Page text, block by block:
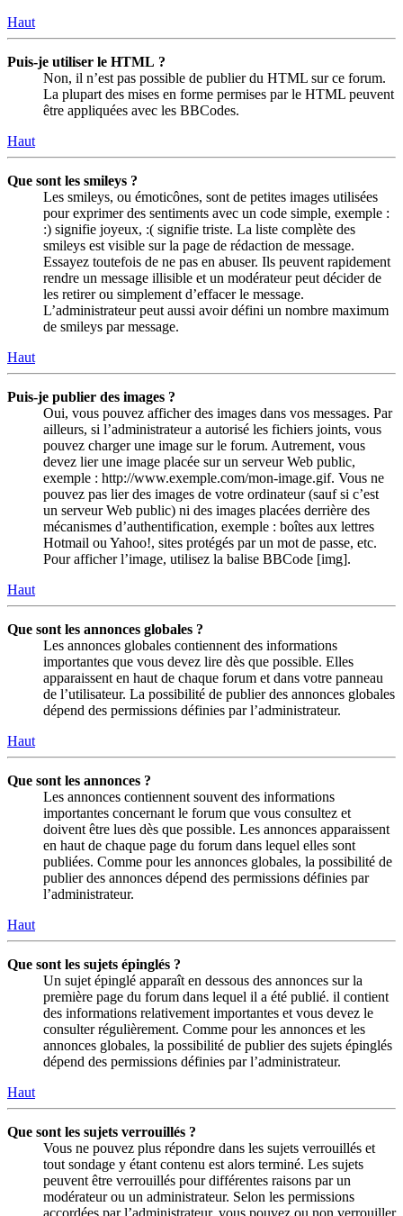
Haut
Puis-je utiliser le HTML ?
Non, il n’est pas possible de publier du HTML sur ce forum.
La plupart des mises en forme permises par le HTML peuvent
être appliquées avec les BBCodes.
Haut
Que sont les smileys ?
Les smileys, ou émoticônes, sont de petites images utilisées
pour exprimer des sentiments avec un code simple, exemple :
:) signifie joyeux, :( signifie triste. La liste complète des
smileys est visible sur la page de rédaction de message.
Essayez toutefois de ne pas en abuser. Ils peuvent rapidement
rendre un message illisible et un modérateur peut décider de
les retirer ou simplement d’effacer le message.
L’administrateur peut aussi avoir défini un nombre maximum
de smileys par message.
Haut
Puis-je publier des images ?
Oui, vous pouvez afficher des images dans vos messages. Par
ailleurs, si l’administrateur a autorisé les fichiers joints, vous
pouvez charger une image sur le forum. Autrement, vous
devez lier une image placée sur un serveur Web public,
exemple : http://www.exemple.com/mon-image.gif. Vous ne
pouvez pas lier des images de votre ordinateur (sauf si c’est
un serveur Web public) ni des images placées derrière des
mécanismes d’authentification, exemple : boîtes aux lettres
Hotmail ou Yahoo!, sites protégés par un mot de passe, etc.
Pour afficher l’image, utilisez la balise BBCode [img].
Haut
Que sont les annonces globales ?
Les annonces globales contiennent des informations
importantes que vous devez lire dès que possible. Elles
apparaissent en haut de chaque forum et dans votre panneau
de l’utilisateur. La possibilité de publier des annonces globales
dépend des permissions définies par l’administrateur.
Haut
Que sont les annonces ?
Les annonces contiennent souvent des informations
importantes concernant le forum que vous consultez et
doivent être lues dès que possible. Les annonces apparaissent
en haut de chaque page du forum dans lequel elles sont
publiées. Comme pour les annonces globales, la possibilité de
publier des annonces dépend des permissions définies par
l’administrateur.
Haut
Que sont les sujets épinglés ?
Un sujet épinglé apparaît en dessous des annonces sur la
première page du forum dans lequel il a été publié. il contient
des informations relativement importantes et vous devez le
consulter régulièrement. Comme pour les annonces et les
annonces globales, la possibilité de publier des sujets épinglés
dépend des permissions définies par l’administrateur.
Haut
Que sont les sujets verrouillés ?
Vous ne pouvez plus répondre dans les sujets verrouillés et
tout sondage y étant contenu est alors terminé. Les sujets
peuvent être verrouillés pour différentes raisons par un
modérateur ou un administrateur. Selon les permissions
accordées par l’administrateur, vous pouvez ou non verrouiller